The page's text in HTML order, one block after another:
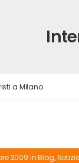
a Milano
2009 inBlog,Notizie